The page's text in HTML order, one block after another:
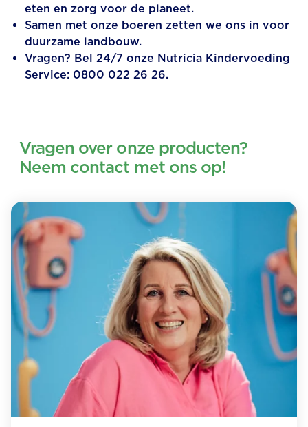
eten en zorg voor de planeet.
Samen met onze boeren zetten we ons in voor
duurzame landbouw.
Vragen? Bel 24/7 onze Nutricia Kindervoeding
Service: 0800 022 26 26.
Vragen over onze producten?
Neem contact met ons op!